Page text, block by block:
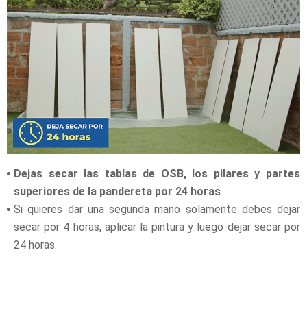
Dejas secar las tablas de OSB, los pilares y partes
superiores de la pandereta por 24 horas.
Si quieres dar una segunda mano solamente debes dejar
secar por 4 horas, aplicar la pintura y luego dejar secar por
24 horas.